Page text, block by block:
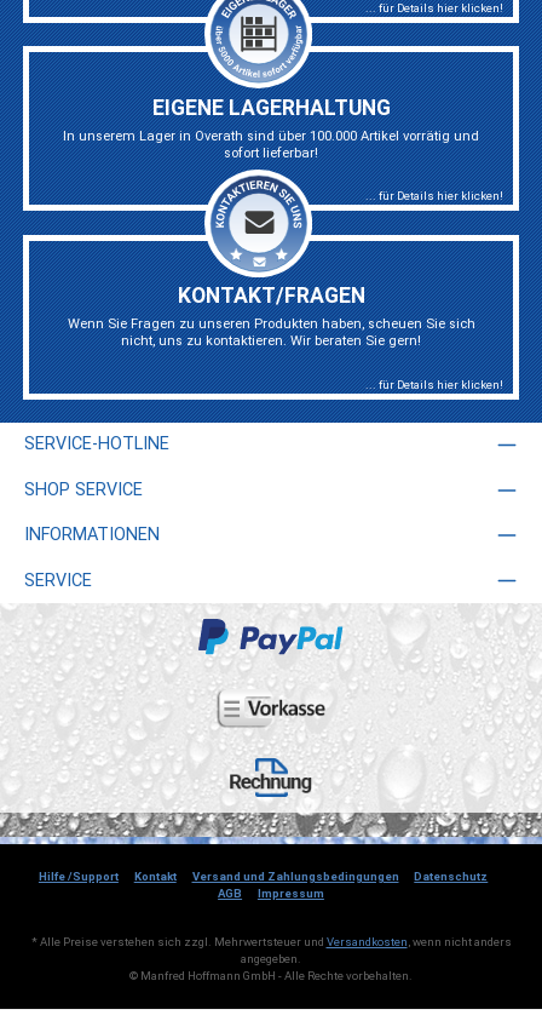
... für Details hier klicken!
EIGENE LAGERHALTUNG
In unserem Lager in Overath sind über 100.000 Artikel vorrätig und
sofort lieferbar!
... für Details hier klicken!
KONTAKT/FRAGEN
Wenn Sie Fragen zu unseren Produkten haben, scheuen Sie sich
nicht, uns zu kontaktieren. Wir beraten Sie gern!
... für Details hier klicken!
SERVICE-HOTLINE
SHOP SERVICE
INFORMATIONEN
SERVICE
Hilfe /Support Kontakt Versand und Zahlungsbedingungen
Datenschutz
AGB
Impressum
* Alle Preise verstehen sich zzgl. Mehrwertsteuer und Versandkosten , wenn nicht anders
angegeben.
© Manfred Hoffmann GmbH - Alle Rechte vorbehalten.